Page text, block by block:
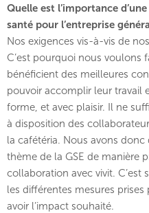
Quelle est l’importance
santé pour l’entreprise
Nos exigences vis-à-vis de
C’est pourquoi nous voulons
bénéficient des meilleures
pouvoir accomplir leur travail
forme, et avec plaisir. Il ne
à disposition des
la cafétéria. Nous avons
thème de la GSE de manière
collaboration avec vivit.
les différentes mesures
avoir l’impact souhaité.